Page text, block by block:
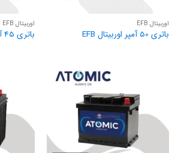
اوربیتال EFB
باتری 50 آمپر اوربیتال EFB
اوربیتال EFB
باتری 45 آمپر اوربیتال EFB